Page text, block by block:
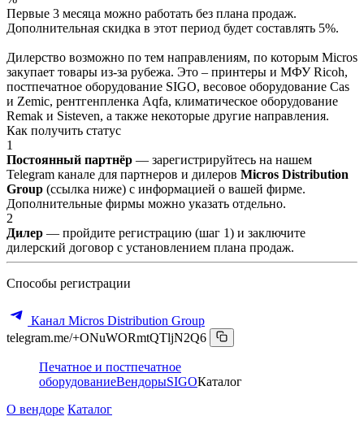
Первые 3 месяца можно работать без плана продаж.
Дополнительная скидка в этот период будет составлять 5%.
Дилерство возможно по тем направлениям, по которым Micros
закупает товары из-за рубежа. Это – принтеры и МФУ Ricoh,
постпечатное оборудование SIGO, весовое оборудование Cas
и Zemic, рентгенпленка Aqfa, климатическое оборудование
Remak и Sisteven, а также некоторые другие направления.
Как получить статус
1
Постоянный партнёр — зарегистрируйтесь на нашем
Telegram канале для партнеров и дилеров Micros Distribution
Group (ссылка ниже) с информацией о вашей фирме.
Дополнительные фирмы можно указать отдельно.
2
Дилер — пройдите регистрацию (шаг 1) и заключите
дилерский договор с установлением плана продаж.
Способы регистрации
Канал Micros Distribution Group
telegram.me/+ONuWORmtQTljN2Q6
Печатное и постпечатное
оборудованиеВендорыSIGOКаталог
О вендоре Каталог